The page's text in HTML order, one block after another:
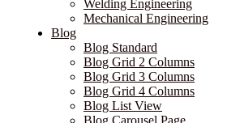
Welding Engineering
Mechanical Engineering
Blog
Blog Standard
Blog Grid 2 Columns
Blog Grid 3 Columns
Blog Grid 4 Columns
Blog List View
Blog Carousel Page